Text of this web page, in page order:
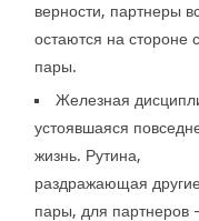
верности, партнеры
остаются на стороне
пары.
Железная
устоявшаяся
жизнь. Рутина,
раздражающая другие
пары, для партнеров